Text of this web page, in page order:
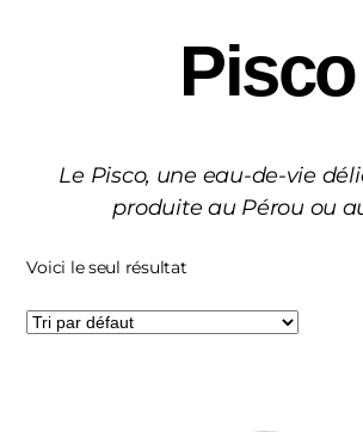
Pisco
Le Pisco, une eau-de-vie
produite au Pérou ou
Voici le seul résultat